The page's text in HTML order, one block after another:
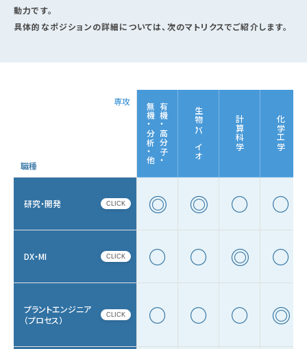
動力です。
具体的なポジションの詳細については、次のマトリクスでご紹介します。
専攻
職種
有機・高分子・
無機・分析・他 生物・バイオ 計算科学 化学工学
研究・開発 CLICK ◎ ◎ ○ ○
DX・MI CLICK ○ ○ ◎ ○
プラントエンジニア
（プロセス）
CLICK ○ ○ ○ ◎